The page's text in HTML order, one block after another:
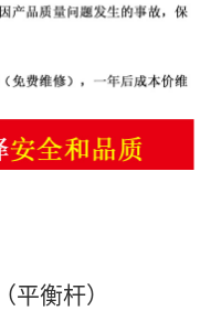
平衡杆）